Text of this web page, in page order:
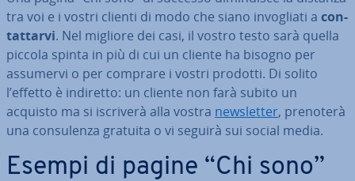
tra voi e i vostri clienti di modo che siano in­vo­glia­ti a con­
tat­tar­vi. Nel migliore dei casi, il vostro testo sarà quella
piccola spinta in più di cui un cliente ha bisogno per
assumervi o per comprare i vostri prodotti. Di solito
l’effetto è indiretto: un cliente non farà subito un
acquisto ma si iscriverà alla vostra new­slet­ter, prenoterà
una con­su­len­za gratuita o vi seguirà sui social media.
Esempi di pagine “Chi sono”